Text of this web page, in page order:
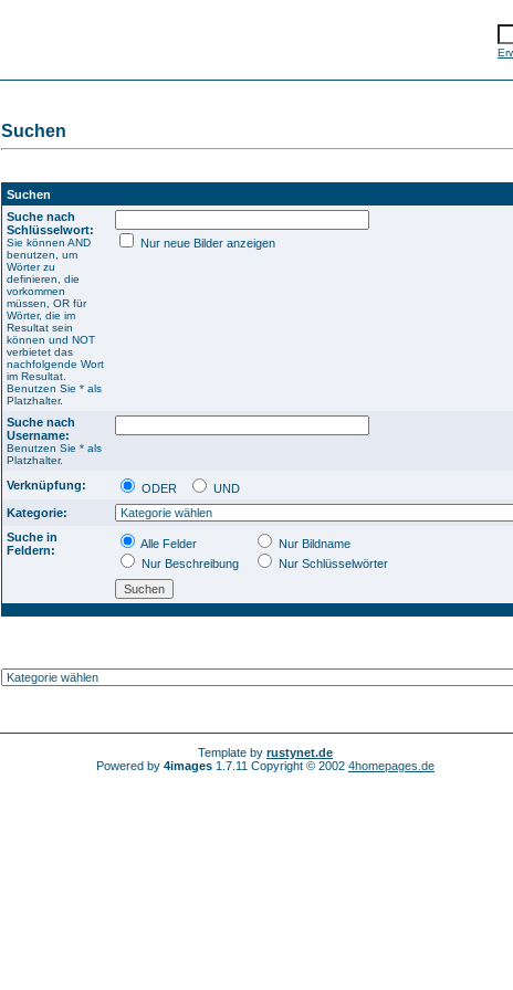
Suchen
Suchen
Suche nach
Schlüsselwort:
Sie können AND
benutzen, um
Wörter zu
definieren, die
vorkommen
müssen, OR für
Wörter, die im
Resultat sein
können und NOT
verbietet das
nachfolgende Wort
im Resultat.
Benutzen Sie * als
Platzhalter.
Nur neue Bilder anzeigen
Suche nach
Username:
Benutzen Sie * als
Platzhalter.
Verknüpfung: ODER
UND
Kategorie:
Suche in
Feldern:
Alle Felder
Nur Bildname
Nur Beschreibung
Nur Schlüsselwörter
Template by rustynet.de
Powered by 4images 1.7.11 Copyright © 2002 4homepages.de